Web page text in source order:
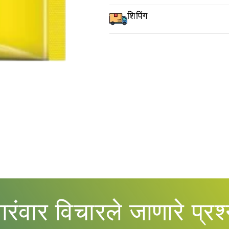
शिपिंग
विचारले जाणारे